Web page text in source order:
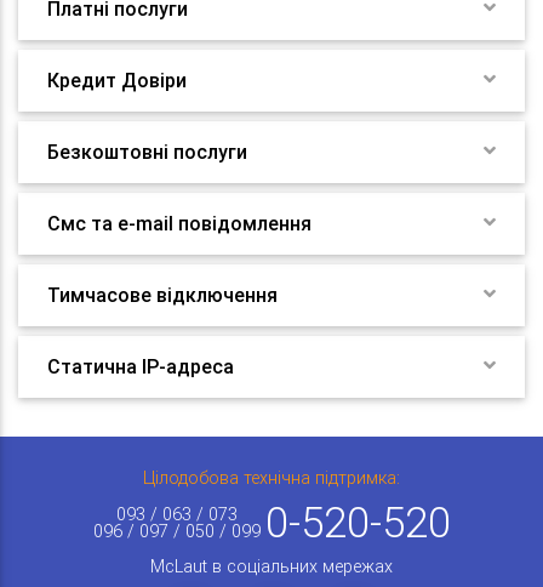
Платні послуги
Кредит Довіри
Безкоштовні послуги
Смс та e-mail повідомлення
Тимчасове відключення
Статична IP-адреса
Цілодобова технічна підтримка:
093 / 063 / 073
096 / 097 / 050 / 099 0-520-520
McLaut в соціальних мережах